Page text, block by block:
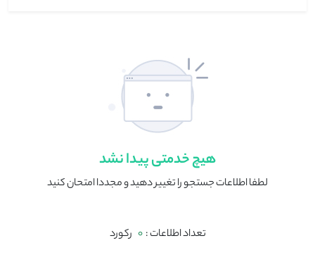
هیچ خدمتی پیدا نشد
لطفا اطلاعات جستجو را تغییر دهید و مجددا امتحان کنید
تعداد اطلاعات : 0 رکورد